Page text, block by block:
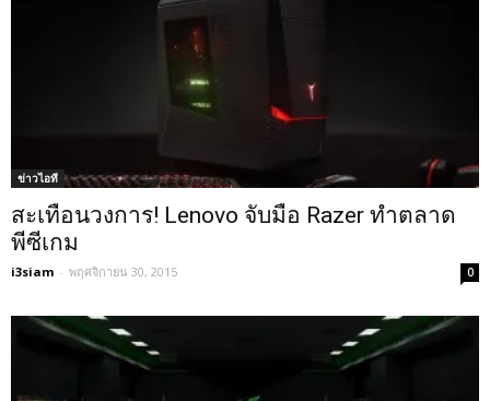
ข่าวไอที
สะเทือนวงการ! Lenovo จับมือ Razer ทำตลาด
พีซีเกม
i3siam - พฤศจิกายน 30, 2015 0